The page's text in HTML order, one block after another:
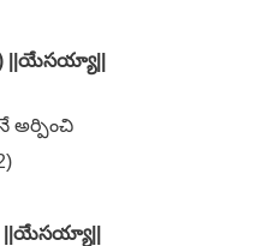
||యేసయ్యా||
అర్పించి
||యేసయ్యా||